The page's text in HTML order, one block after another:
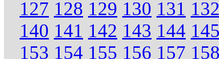
127 128 129 130 131
140 141 142 143 144
153 154 155 156 157